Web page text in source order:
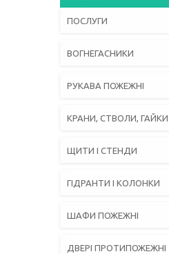
ПОСЛУГИ
ВОГНЕГАСНИКИ
РУКАВА ПОЖЕЖНІ
КРАНИ, СТВОЛИ, ГАЙКИ
ЩИТИ І СТЕНДИ
ГІДРАНТИ І КОЛОНКИ
ШАФИ ПОЖЕЖНІ
ДВЕРІ ПРОТИПОЖЕЖНІ